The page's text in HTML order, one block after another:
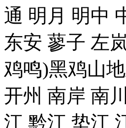
通 明月 明中
东安 蓼子 左
鸡鸣)黑鸡山
开州 南岸 南
江 黔江 垫江